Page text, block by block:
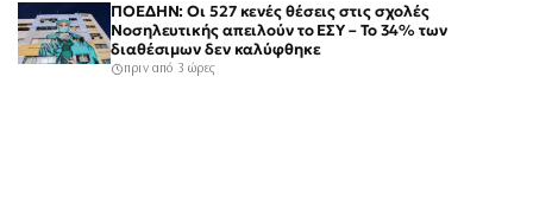
ΠΟΕΔΗΝ: Οι 527 κενές θέσεις στις σχολές
Νοσηλευτικής απειλούν το ΕΣΥ – Το 34% των
διαθέσιμων δεν καλύφθηκε
πριν από 3 ώρες